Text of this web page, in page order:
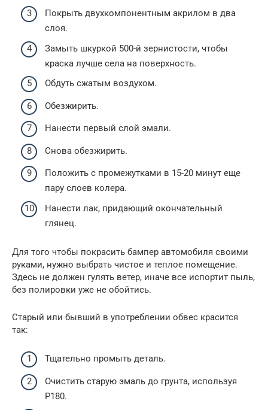
Покрыть двухкомпонентным акрилом в два
слоя.
Замыть шкуркой 500-й зернистости, чтобы
краска лучше села на поверхность.
Обдуть сжатым воздухом.
Обезжирить.
Нанести первый слой эмали.
Снова обезжирить.
Положить с промежутками в 15-20 минут еще
пару слоев колера.
Нанести лак, придающий окончательный
глянец.
Для того чтобы покрасить бампер автомобиля своими
руками, нужно выбрать чистое и теплое помещение.
Здесь не должен гулять ветер, иначе все испортит пыль,
без полировки уже не обойтись.
Старый или бывший в употреблении обвес красится
так:
Тщательно промыть деталь.
Очистить старую эмаль до грунта, используя
Р180.